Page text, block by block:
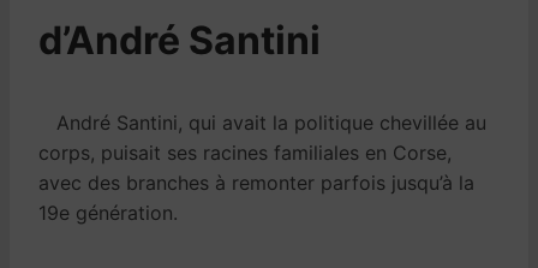
d’André Santini
André Santini, qui avait la politique chevillée au
corps, puisait ses racines familiales en Corse,
avec des branches à remonter parfois jusqu’à la
19e génération.